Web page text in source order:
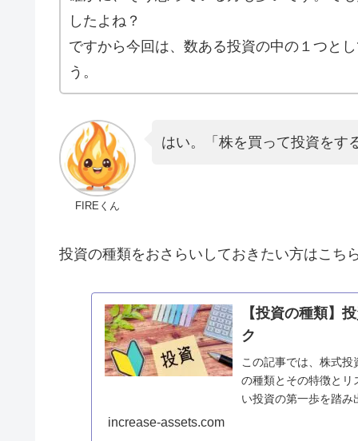
したよね？
ですから今回は、数ある投資の中の１つと
う。
FIREくん
はい。「株を買って投資をす
投資の種類をおさらいしておきたい方はこち
【投資の種類】
ク
この記事では、株式
の種類とその特徴とリ
い投資の第一歩を踏み
increase-assets.com